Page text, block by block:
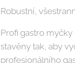
Robustní,
Profi gastro myčky
stavěny tak, aby
profesionálního